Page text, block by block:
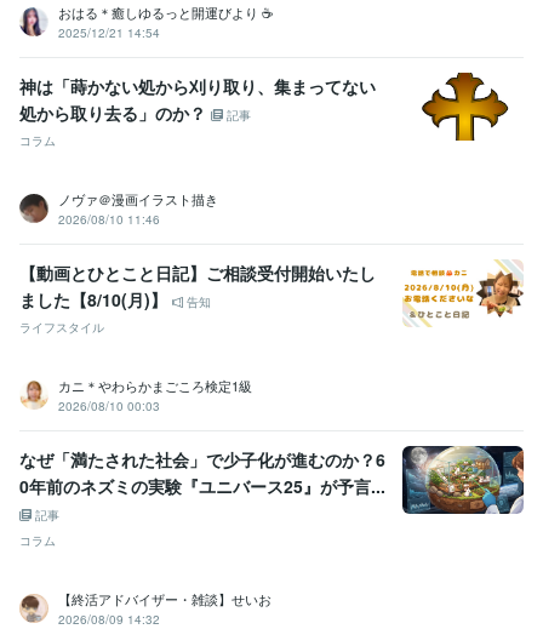
おはる＊癒しゆるっと開運びより ☕️
2025/12/21 14:54
神は「蒔かない処から刈り取り、集まってない
処から取り去る」のか？
記事
コラム
ノヴァ＠漫画イラスト描き
2026/08/10 11:46
【動画とひとこと日記】ご相談受付開始いたし
ました【8/10(月)】
告知
ライフスタイル
カニ＊やわらかまごころ検定1級
2026/08/10 00:03
なぜ「満たされた社会」で少子化が進むのか？6
0年前のネズミの実験『ユニバース25』が予言...
記事
コラム
【終活アドバイザー・雑談】せいお
2026/08/09 14:32